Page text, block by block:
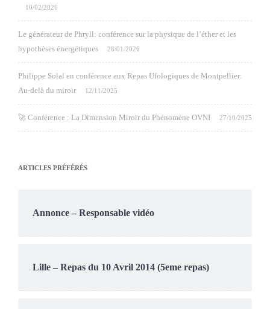
10/02/2026
Le générateur de Phryll: conférence sur la physique de l’éther et les
hypothèses énergétiques
28/01/2026
Philippe Solal en conférence aux Repas Ufologiques de Montpellier:
Au-delà du miroir
12/11/2025
🚀 Conférence : La Dimension Miroir du Phénomène OVNI 27/10/2025
ARTICLES PRÉFÉRÉS
Annonce – Responsable vidéo
Lille – Repas du 10 Avril 2014 (5eme repas)